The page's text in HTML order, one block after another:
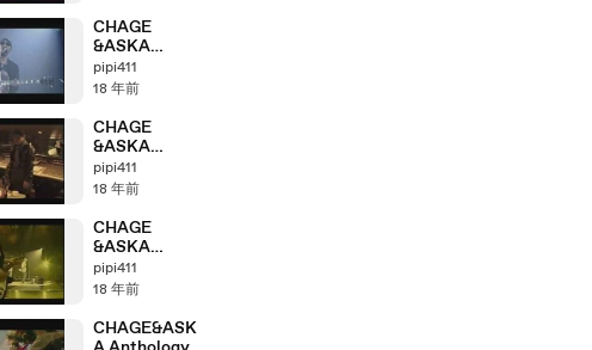
CHAGE
&ASKA
Anthology
「1999＞2000」
pipi411
18 年前
CHAGE
&ASKA
Anthology
「1999＞2000」
pipi411
18 年前
CHAGE
&ASKA
Anthology「19
97＞1998」
pipi411
18 年前
CHAGE&ASK